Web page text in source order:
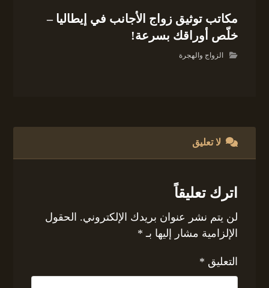
مكاتب توثيق زواج الأجانب في إيطاليا –
خلّص أوراقك بسرعة!
الزواج والهجرة
لا تعليق
اترك تعليقاً
لن يتم نشر عنوان بريدك الإلكتروني. الحقول
الإلزامية مشار إليها بـ *
التعليق *